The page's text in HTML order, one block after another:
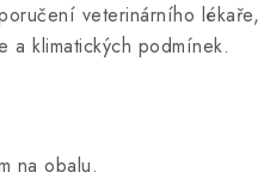
veterinárního lékaře,
a klimatických podmínek.
na obalu.